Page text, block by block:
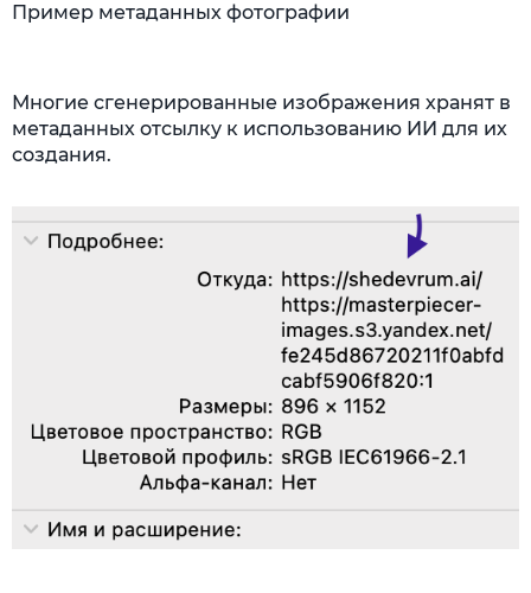
Пример метаданных фотографии
Многие сгенерированные изображения хранят в
метаданных отсылку к использованию ИИ для их
создания.